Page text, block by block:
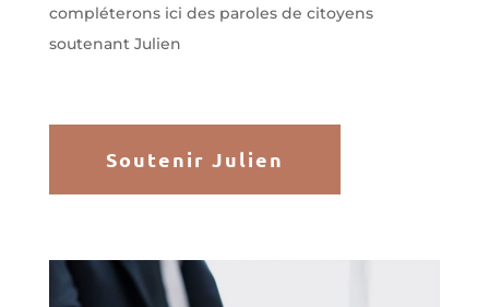
compléterons ici des paroles de citoyens
soutenant Julien
Soutenir Julien